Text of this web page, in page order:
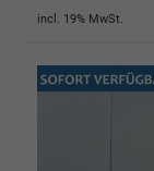
incl. 19% MwSt.